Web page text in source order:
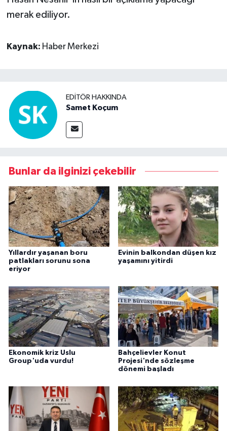
merak ediliyor.
Kaynak: Haber Merkezi
EDITÖR HAKKINDA
Samet Koçum
Bunlar da ilginizi çekebilir
Yıllardır yaşanan boru
patlakları sorunu sona
eriyor
Evinin balkondan düşen kız
yaşamını yitirdi
Ekonomik kriz Uslu
Group'uda vurdu!
Bahçelievler Konut
Projesi'nde sözleşme
dönemi başladı